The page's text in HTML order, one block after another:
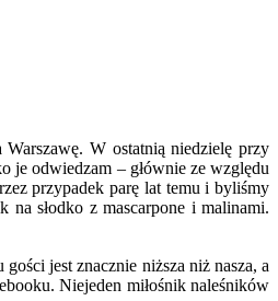
W ostatnią niedzielę przy
je odwiedzam – głównie ze względu
przypadek parę lat temu i byliśmy
słodko z mascarpone i malinami.
jest znacznie niższa niż nasza, a
Niejeden miłośnik naleśników